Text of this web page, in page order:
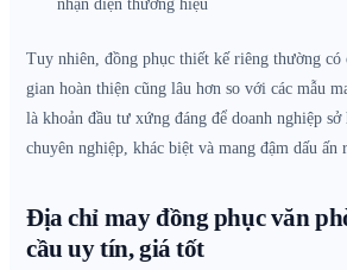
nhận diện thương hiệu
Tuy nhiên, đồng phục thiết kế riêng thường có
gian hoàn thiện cũng lâu hơn so với các mẫu
là khoản đầu tư xứng đáng để doanh nghiệp
chuyên nghiệp, khác biệt và mang đậm dấu ấn
Địa chỉ may đồng phục văn
cầu uy tín, giá tốt